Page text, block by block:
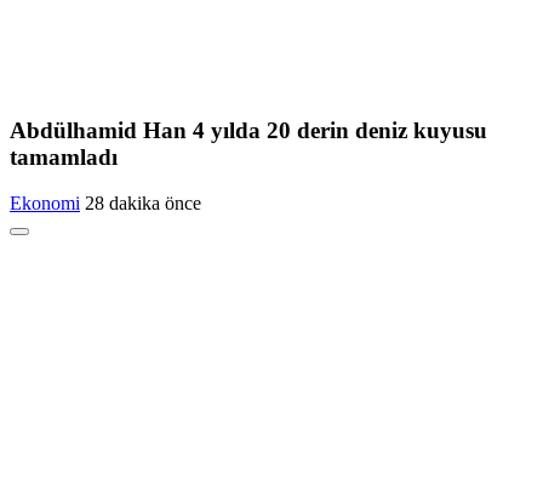
Abdülhamid Han 4 yılda 20 derin deniz kuyusu
tamamladı
Ekonomi 28 dakika önce